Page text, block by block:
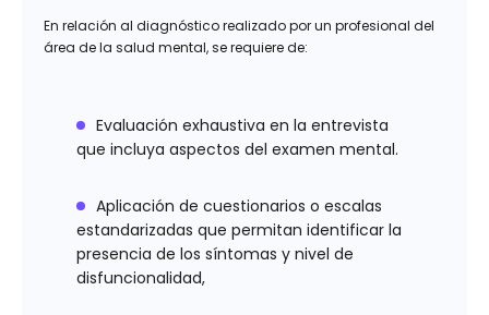
En relación al diagnóstico realizado por un profesional del
área de la salud mental, se requiere de:
Evaluación exhaustiva en la entrevista
que incluya aspectos del examen mental.
Aplicación de cuestionarios o escalas
estandarizadas que permitan identificar la
presencia de los síntomas y nivel de
disfuncionalidad,